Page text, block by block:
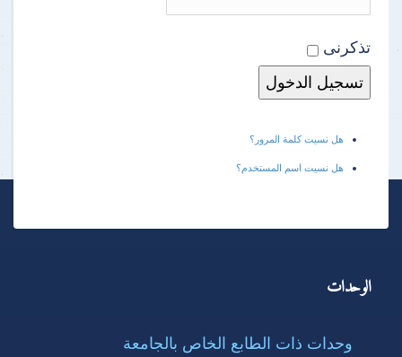
تذكرنى
هل نسيت كلمة المرور؟
هل نسيت اسم المستخدم؟
الوحدات
وحدات ذات الطابع الخاص بالجامعة